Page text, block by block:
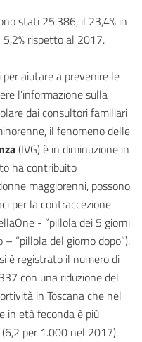
stati 25.386, il 23,4% in
rispetto al 2017.
aiutare a prevenire le
l’informazione sulla
dai consultori familiari
il fenomeno delle
(IVG) è in diminuzione in
ha contribuito
maggiorenni, possono
per la contraccezione
- “pillola dei 5 giorni
“pillola del giorno dopo”).
è registrato il numero di
con una riduzione del
in Toscana che nel
in età feconda è più
per 1.000 nel 2017).